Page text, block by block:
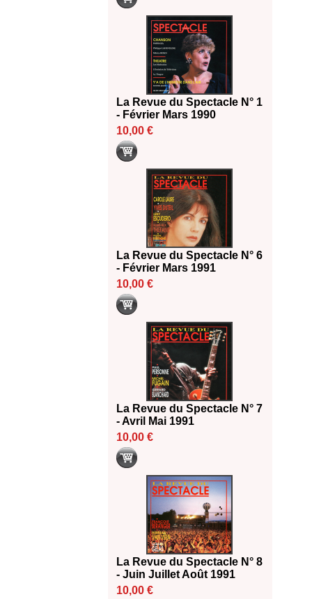
La Revue du Spectacle N° 1
- Février Mars 1990
10,00 €
La Revue du Spectacle N° 6
- Février Mars 1991
10,00 €
La Revue du Spectacle N° 7
- Avril Mai 1991
10,00 €
La Revue du Spectacle N° 8
- Juin Juillet Août 1991
10,00 €